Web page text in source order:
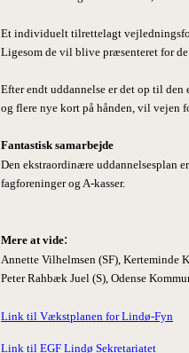
Et individuelt tilrettelagt
Ligesom de vil blive præsenteret for
Efter endt uddannelse er det op til
og flere nye kort på hånden, vil vejen
Fantastisk samarbejde
Den ekstraordinære uddannelsesplan
fagforeninger og A-kasser.
Mere at vide:
Annette Vilhelmsen (SF), Kerteminde
Peter Rahbæk Juel (S), Odense
Link til Vækstplanen for Lindø-Fyn
Link til EGF Lindø Sekretariatet